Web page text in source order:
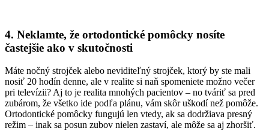
4. Neklamte, že ortodontické pomôcky nosíte
častejšie ako v skutočnosti
Máte nočný strojček alebo neviditeľný strojček, ktorý by ste mali
nosiť 20 hodín denne, ale v realite si naň spomeniete možno večer
pri televízii? Aj to je realita mnohých pacientov – no tváriť sa pred
zubárom, že všetko ide podľa plánu, vám skôr uškodí než pomôže.
Ortodontické pomôcky fungujú len vtedy, ak sa dodržiava presný
režim – inak sa posun zubov nielen zastaví, ale môže sa aj zhoršiť.